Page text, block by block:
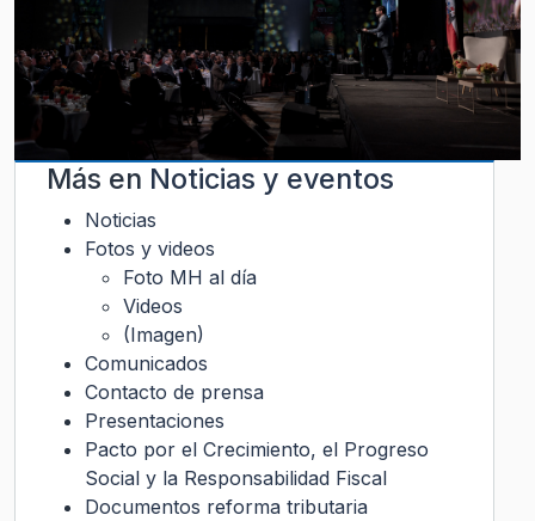
Más en Noticias y eventos
Noticias
Fotos y videos
Foto MH al día
Videos
(Imagen)
Comunicados
Contacto de prensa
Presentaciones
Pacto por el Crecimiento, el Progreso
Social y la Responsabilidad Fiscal
Documentos reforma tributaria